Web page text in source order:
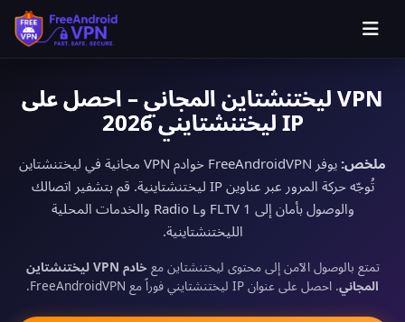
VPN ليختنشتاين المجاني – احصل على
IP ليختنشتايني 2026
ملخص:
يوفر FreeAndroidVPN خوادم VPN مجانية في ليختنشتاين
تُوجّه حركة المرور عبر عناوين IP ليختنشتاينية. قم بتشفير اتصالك
والوصول بأمان إلى 1 FLTV وRadio L والخدمات المحلية
الليختنشتاينية.
تمتع بالوصول الآمن إلى محتوى ليختنشتاين مع
خادم VPN ليختنشتاين
المجاني. احصل على عنوان IP ليختنشتايني فوراً مع FreeAndroidVPN.